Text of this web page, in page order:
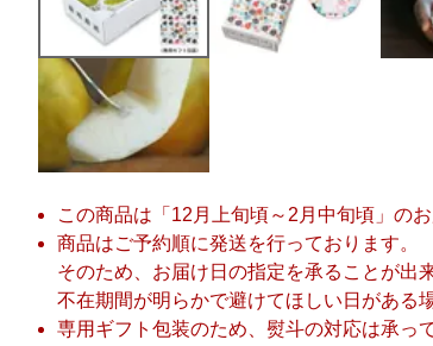
この商品は「12月上旬頃～2月中旬頃」のお
商品はご予約順に発送を行っております。
そのため、お届け日の指定を承ることが出
不在期間が明らかで避けてほしい日がある
専用ギフト包装のため、熨斗の対応は承っ